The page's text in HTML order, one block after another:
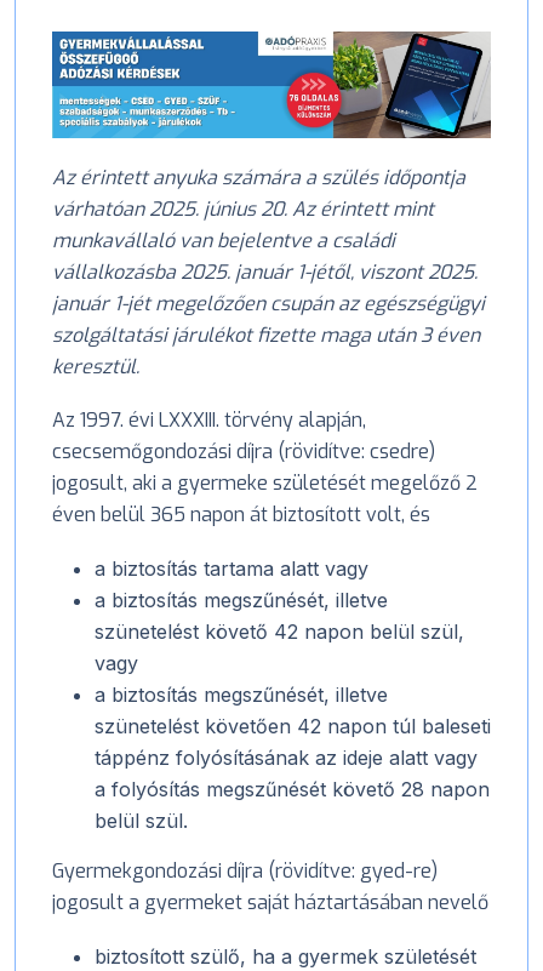
Az érintett anyuka számára a szülés időpontja
várhatóan 2025. június 20. Az érintett mint
munkavállaló van bejelentve a családi
vállalkozásba 2025. január 1-jétől, viszont 2025.
január 1-jét megelőzően csupán az egészségügyi
szolgáltatási járulékot fizette maga után 3 éven
keresztül.
Az 1997. évi LXXXIII. törvény alapján,
csecsemőgondozási díjra (rövidítve: csedre)
jogosult, aki a gyermeke születését megelőző 2
éven belül 365 napon át biztosított volt, és
a biztosítás tartama alatt vagy
a biztosítás megszűnését, illetve
szünetelést követő 42 napon belül szül,
vagy
a biztosítás megszűnését, illetve
szünetelést követően 42 napon túl baleseti
táppénz folyósításának az ideje alatt vagy
a folyósítás megszűnését követő 28 napon
belül szül.
Gyermekgondozási díjra (rövidítve: gyed-re)
jogosult a gyermeket saját háztartásában nevelő
biztosított szülő, ha a gyermek születését